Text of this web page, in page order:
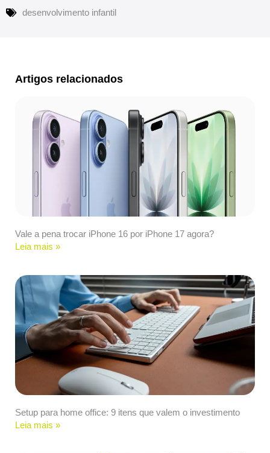
desenvolvimento infantil
Artigos relacionados
Vale a pena trocar iPhone 16 por iPhone 17 agora?
Leia mais »
Setup para home office: 9 itens que valem o investimento
Leia mais »